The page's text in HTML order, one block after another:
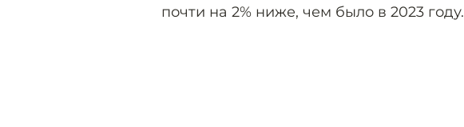
почти на 2% ниже, чем было в 2023 году.